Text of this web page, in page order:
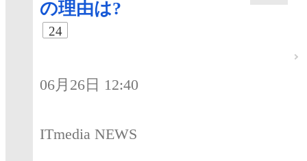
の理由は?
24
06月26日 12:40
ITmedia NEWS